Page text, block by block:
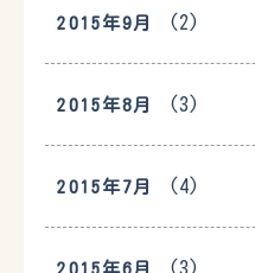
2015年9月 (2)
2015年8月 (3)
2015年7月 (4)
2015年6月 (3)